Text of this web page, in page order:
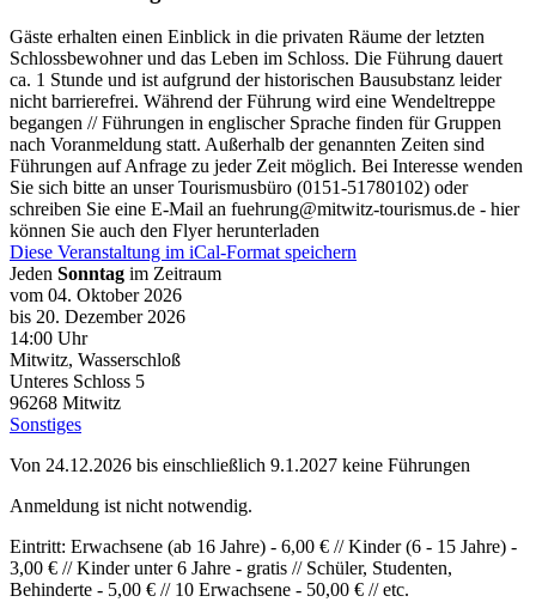
Gäste erhalten einen Einblick in die privaten Räume der letzten
Schlossbewohner und das Leben im Schloss. Die Führung dauert
ca. 1 Stunde und ist aufgrund der historischen Bausubstanz leider
nicht barrierefrei. Während der Führung wird eine Wendeltreppe
begangen // Führungen in englischer Sprache finden für Gruppen
nach Voranmeldung statt. Außerhalb der genannten Zeiten sind
Führungen auf Anfrage zu jeder Zeit möglich. Bei Interesse wenden
Sie sich bitte an unser Tourismusbüro (0151-51780102) oder
schreiben Sie eine E-Mail an fuehrung@mitwitz-tourismus.de - hier
können Sie auch den Flyer herunterladen
Diese Veranstaltung im iCal-Format speichern
Jeden Sonntag im Zeitraum
vom 04. Oktober 2026
bis 20. Dezember 2026
14:00 Uhr
Mitwitz, Wasserschloß
Unteres Schloss 5
96268 Mitwitz
Sonstiges
Von 24.12.2026 bis einschließlich 9.1.2027 keine Führungen
Anmeldung ist nicht notwendig.
Eintritt: Erwachsene (ab 16 Jahre) - 6,00 € // Kinder (6 - 15 Jahre) -
3,00 € // Kinder unter 6 Jahre - gratis // Schüler, Studenten,
Behinderte - 5,00 € // 10 Erwachsene - 50,00 € // etc.